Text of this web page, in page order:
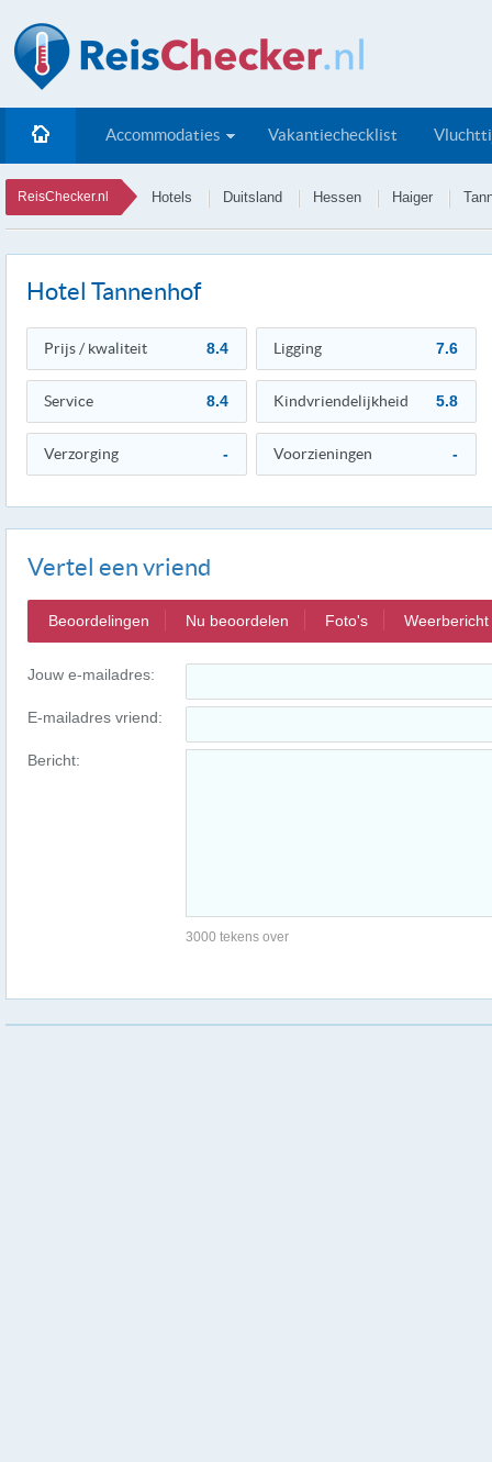
Accommodaties Vakantiechecklist
ReisChecker.nl Hotels Duitsland Hessen Haiger
Hotel Tannenhof
Prijs / kwaliteit 8.4 Ligging 7.6
Service 8.4 Kindvriendelijkheid 5.8
Verzorging - Voorzieningen -
Vertel een vriend
Beoordelingen Nu beoordelen Foto's Weerbericht
Jouw e-mailadres:
E-mailadres vriend:
Bericht:
3000 tekens over